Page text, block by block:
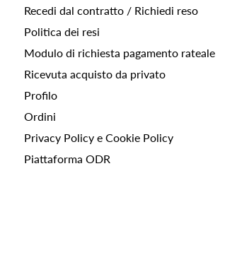
Recedi dal contratto / Richiedi reso
Politica dei resi
Modulo di richiesta pagamento rateale
Ricevuta acquisto da privato
Profilo
Ordini
Privacy Policy e Cookie Policy
Piattaforma ODR